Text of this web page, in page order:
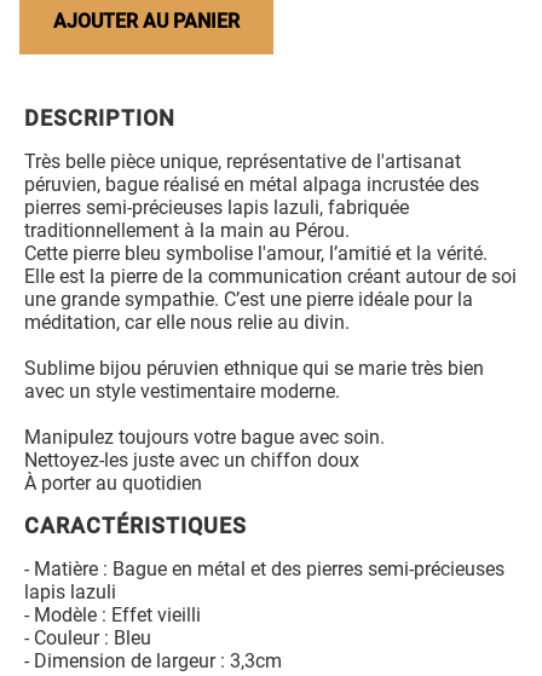
AJOUTER AU PANIER
DESCRIPTION
Très belle pièce unique, représentative de l'artisanat
péruvien, bague réalisé en métal alpaga incrustée des
pierres semi-précieuses lapis lazuli, fabriquée
traditionnellement à la main au Pérou.
Cette pierre bleu symbolise l'amour, l’amitié et la vérité.
Elle est la pierre de la communication créant autour de soi
une grande sympathie. C’est une pierre idéale pour la
méditation, car elle nous relie au divin.
Sublime bijou péruvien ethnique qui se marie très bien
avec un style vestimentaire moderne.
Manipulez toujours votre bague avec soin.
Nettoyez-les juste avec un chiffon doux
À porter au quotidien
CARACTÉRISTIQUES
- Matière : Bague en métal et des pierres semi-précieuses
lapis lazuli
- Modèle : Effet vieilli
- Couleur : Bleu
- Dimension de largeur : 3,3cm